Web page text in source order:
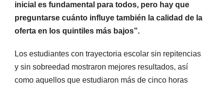
inicial es fundamental para todos, pero hay que
preguntarse cuánto influye también la calidad de la
oferta en los quintiles más bajos”.
Los estudiantes con trayectoria escolar sin repitencias
y sin sobreedad mostraron mejores resultados, así
como aquellos que estudiaron más de cinco horas